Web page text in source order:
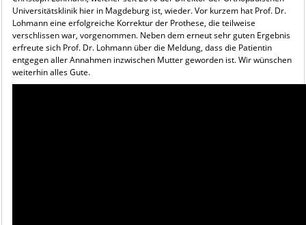
Universitätsklinik hier in Magdeburg ist, wieder. Vor kurzem hat Prof. Dr.
Lohmann eine erfolgreiche Korrektur der Prothese, die teilweise
verschlissen war, vorgenommen. Neben dem erneut sehr guten Ergebnis
erfreute sich Prof. Dr. Lohmann über die Meldung, dass die Patientin
entgegen aller Annahmen inzwischen Mutter geworden ist. Wir wünschen
weiterhin alles Gute.